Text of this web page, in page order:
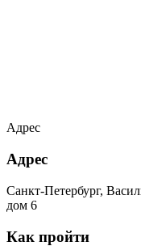
Адрес
Адрес
Санкт-Петербург,
дом 6
Как пройти